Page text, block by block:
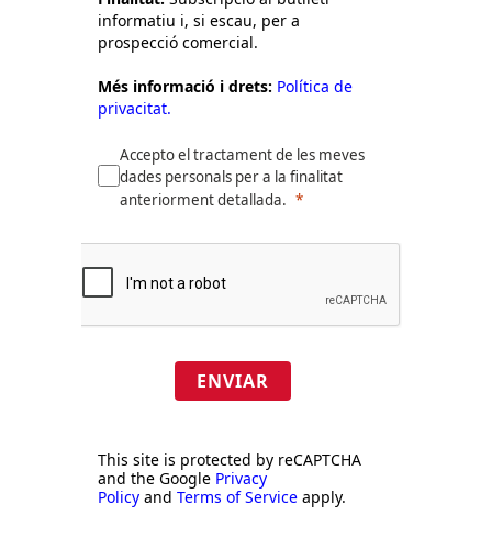
informatiu i, si escau, per a
prospecció comercial.
Més informació i drets: Política de
privacitat.
Accepto el tractament de les meves
dades personals per a la finalitat
anteriorment detallada.
ENVIAR
This site is protected by reCAPTCHA
and the Google Privacy
Policy and Terms of Service apply.